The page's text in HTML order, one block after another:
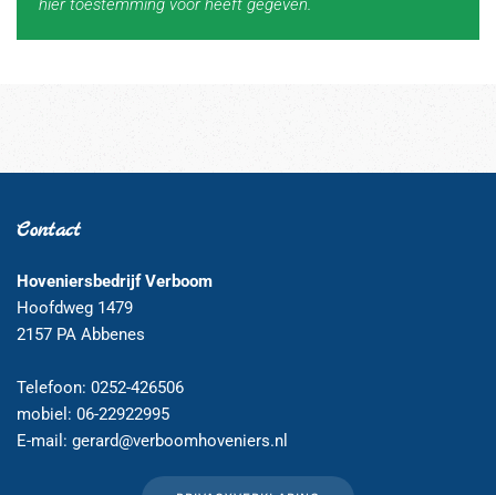
hier toestemming voor heeft gegeven.
Contact
Hoveniersbedrijf Verboom
Hoofdweg 1479
2157 PA Abbenes
Telefoon: 0252-426506
mobiel: 06-22922995
E-mail: gerard@verboomhoveniers.nl